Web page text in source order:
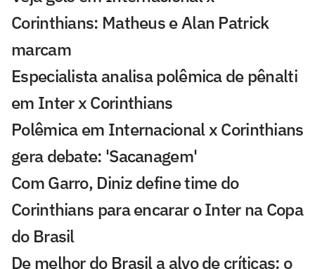
Corinthians: Matheus e Alan Patrick
marcam
Especialista analisa polêmica de pênalti
em Inter x Corinthians
Polêmica em Internacional x Corinthians
gera debate: 'Sacanagem'
Com Garro, Diniz define time do
Corinthians para encarar o Inter na Copa
do Brasil
De melhor do Brasil a alvo de críticas: o